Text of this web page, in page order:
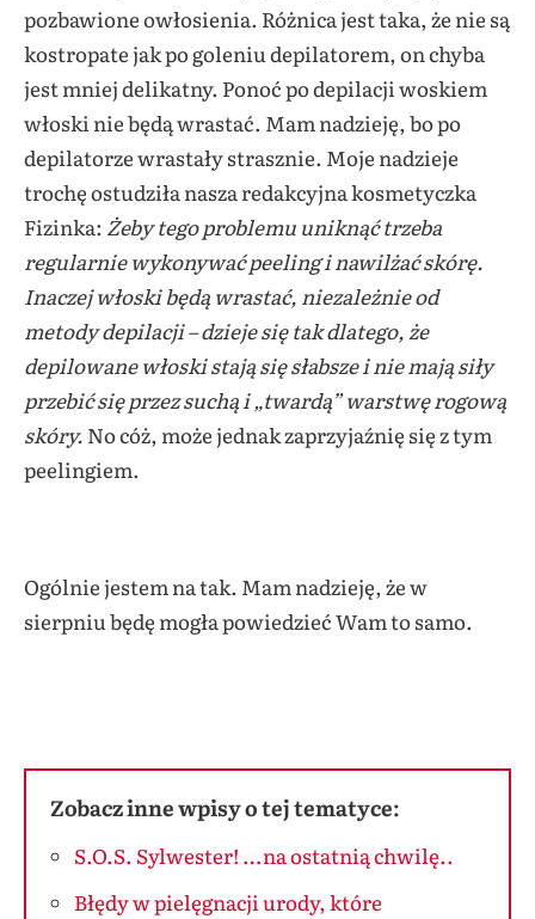
pozbawione owłosienia. Różnica jest taka, że nie są
kostropate jak po goleniu depilatorem, on chyba
jest mniej delikatny. Ponoć po depilacji woskiem
włoski nie będą wrastać. Mam nadzieję, bo po
depilatorze wrastały strasznie. Moje nadzieje
trochę ostudziła nasza redakcyjna kosmetyczka
Fizinka: Żeby tego problemu uniknąć trzeba
regularnie wykonywać peeling i nawilżać skórę.
Inaczej włoski będą wrastać, niezależnie od
metody depilacji – dzieje się tak dlatego, że
depilowane włoski stają się słabsze i nie mają siły
przebić się przez suchą i „twardą” warstwę rogową
skóry. No cóż, może jednak zaprzyjaźnię się z tym
peelingiem.
Ogólnie jestem na tak. Mam nadzieję, że w
sierpniu będę mogła powiedzieć Wam to samo.
Zobacz inne wpisy o tej tematyce:
S.O.S. Sylwester! …na ostatnią chwilę..
Błędy w pielęgnacji urody, które